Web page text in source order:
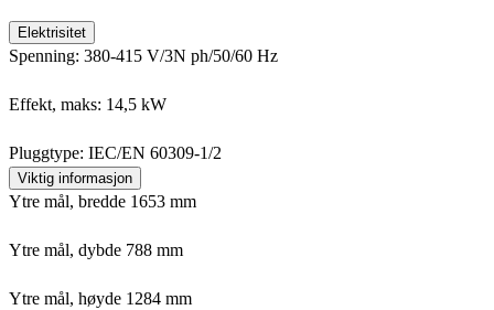
Elektrisitet
Spenning: 380-415 V/3N ph/50/60 Hz
Effekt, maks: 14,5 kW
Pluggtype: IEC/EN 60309-1/2
Viktig informasjon
Ytre mål, bredde 1653 mm
Ytre mål, dybde 788 mm
Ytre mål, høyde 1284 mm